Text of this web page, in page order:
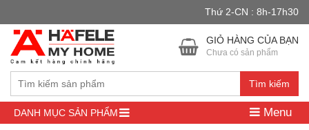
Thứ 2-CN : 8h-17h30
Tìm kiếm
GIỎ HÀNG CỦA BẠN
Chưa có sản phẩm
DANH MỤC SẢN PHẨM Menu
Đây là cửa hàng demo nhằm mục đích thử nghiệm — các đơn hàng
sẽ không có hiệu lực.